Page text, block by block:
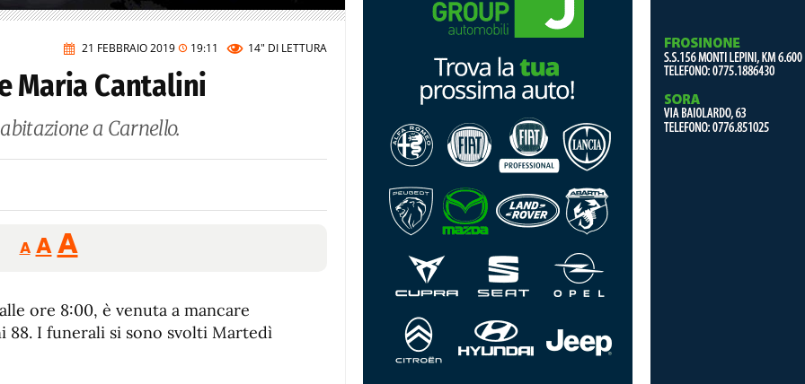
21 FEBBRAIO 2019 19:11 14" DI LETTURA
Maria Cantalini
a Carnello.
A
Reducir
tamaño
A Restablecer
tamaño
de
fuente
AAumentar
de
ore 8:00, è venuta a mancare
88. I funerali si sono svolti Martedì